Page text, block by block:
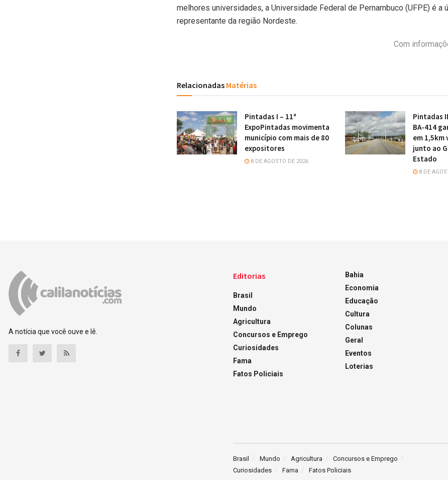
melhores universidades, a Universidade Federal de Pernambuco (UFPE) é a
representante da região Nordeste.
Com
Relacionadas Matérias
Pintadas I – 11ª
ExpoPintadas movimenta
município com mais de 80
expositores
8 DE AGOSTO DE 2026
Pintadas
BA-414
em 1,5km
junto ao
Estado
8 DE
A notícia que você ouve e lê.
Editorias
Brasil
Mundo
Agricultura
Concursos e Emprego
Curiosidades
Fama
Fatos Policiais
Bahia
Economia
Educação
Cultura
Colunas
Geral
Eventos
Loterias
Brasil Mundo Agricultura
Concursos e Emprego
Curiosidades
Fama Fatos Policiais